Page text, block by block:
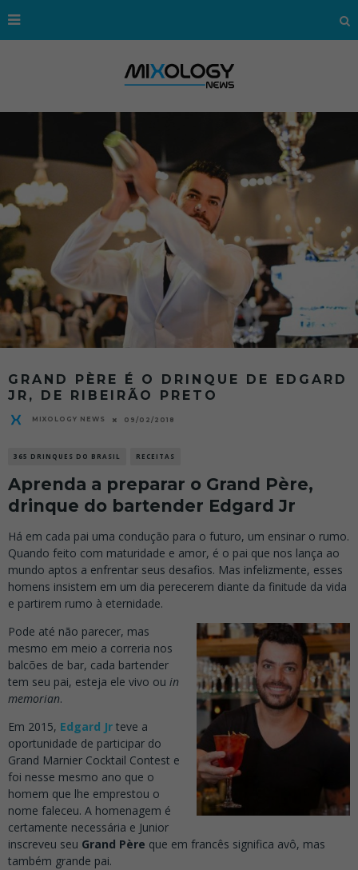
GRAND PÈRE É O DRINQUE DE EDGARD
JR, DE RIBEIRÃO PRETO
MIXOLOGY NEWS 09/02/2018
365 DRINQUES DO BRASIL RECEITAS
Aprenda a preparar o Grand Père,
drinque do bartender Edgard Jr
Há em cada pai uma condução para o futuro, um ensinar o rumo.
Quando feito com maturidade e amor, é o pai que nos lança ao
mundo aptos a enfrentar seus desafios. Mas infelizmente, esses
homens insistem em um dia perecerem diante da finitude da vida
e partirem rumo à eternidade.
Pode até não parecer, mas
mesmo em meio a correria nos
balcões de bar, cada bartender
tem seu pai, esteja ele vivo ou in
memorian.
Em 2015, Edgard Jr teve a
oportunidade de participar do
Grand Marnier Cocktail Contest e
foi nesse mesmo ano que o
homem que lhe emprestou o
nome faleceu. A homenagem é
certamente necessária e Junior
inscreveu seu Grand Père que em francês significa avô, mas
também grande pai.